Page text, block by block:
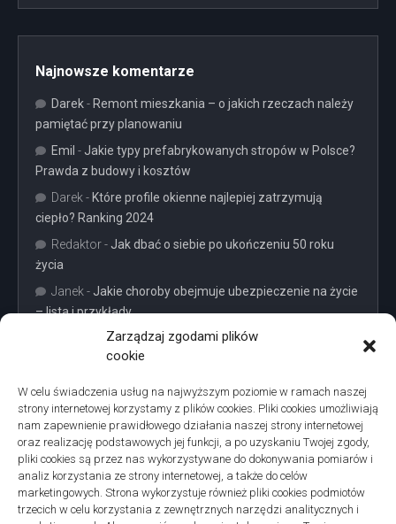
Zarządzaj zgodami plików
cookie
W celu świadczenia usług na najwyższym poziomie w ramach naszej
strony internetowej korzystamy z plików cookies. Pliki cookies umożliwiają
nam zapewnienie prawidłowego działania naszej strony internetowej
oraz realizację podstawowych jej funkcji, a po uzyskaniu Twojej zgody,
pliki cookies są przez nas wykorzystywane do dokonywania pomiarów i
analiz korzystania ze strony internetowej, a także do celów
marketingowych. Strona wykorzystuje również pliki cookies podmiotów
trzecich w celu korzystania z zewnętrznych narzędzi analitycznych i
Najnowsze komentarze
Darek- Remont mieszkania – o jakich rzeczach należy
pamiętać przy planowaniu
Emil - Jakie typy prefabrykowanych stropów w Polsce?
Prawda z budowy i kosztów
Darek - Które profile okienne najlepiej zatrzymują
ciepło? Ranking 2024
Redaktor- Jak dbać o siebie po ukończeniu 50 roku
życia
Janek - Jakie choroby obejmuje ubezpieczenie na życie
– lista i przykłady
Projekty domów Podkarpacie